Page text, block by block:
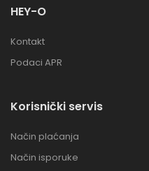
HEY-O
Kontakt
Podaci APR
Korisnički servis
Način plaćanja
Način isporuke